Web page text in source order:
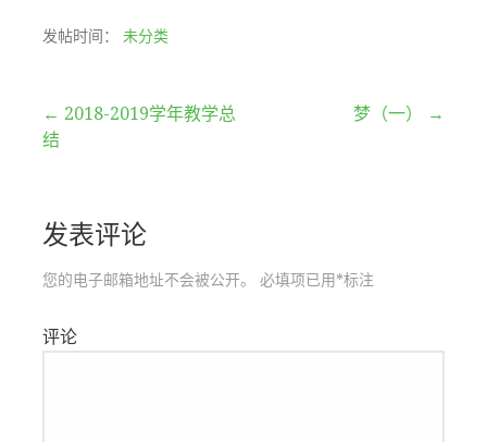
发帖时间： 未分类
文
导
航
← 2018-2019学年教学总
结
梦（一） →
发表评论
您的电子邮箱地址不会被公开。 必填项已用*标注
评论